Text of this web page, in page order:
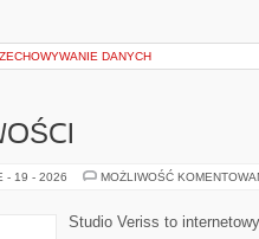
DANYCH
- 19 - 2026 MOŻLIWOŚĆ
Studio Veriss to